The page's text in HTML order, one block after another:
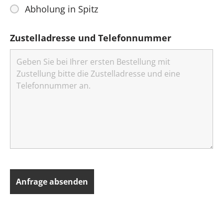
Abholung in Spitz
Zustelladresse und Telefonnummer